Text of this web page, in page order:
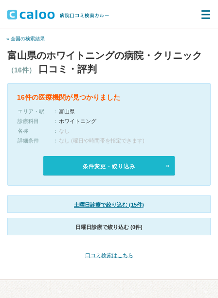
« 全国の検索結果
富山県のホワイトニングの病院・クリニック
（16件） 口コミ・評判
16件の医療機関が見つかりました
エリア・駅
富山県
診療科目
ホワイトニング
名称
なし
詳細条件
なし (曜日や時間帯を指定できます)
条件変更・絞り込み
土曜日診療で絞り込む (15件)
日曜日診療で絞り込む (0件)
口コミ検索はこちら